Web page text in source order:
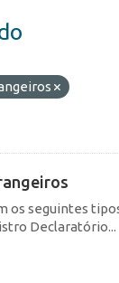
seguintes
Declaratório...